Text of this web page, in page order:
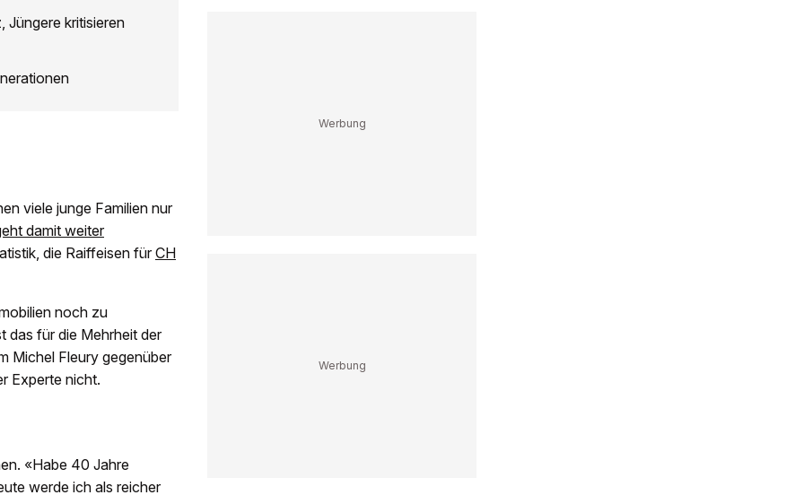
Jüngere kritisieren
viele junge Familien nur
damit weiter
die Raiffeisen für CH
noch zu
das für die Mehrheit der
Michel Fleury gegenüber
Experte nicht.
«Habe 40 Jahre
werde ich als reicher